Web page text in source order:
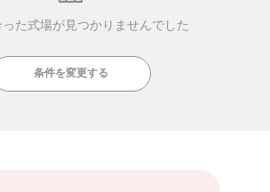
た式場が見つかりませんでした
条件を変更する